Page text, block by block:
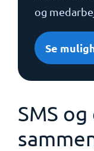
og
Se
SMS